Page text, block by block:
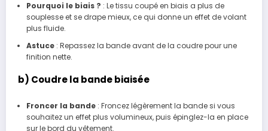
Pourquoi le biais ? : Le tissu coupé en biais a plus de
souplesse et se drape mieux, ce qui donne un effet de volant
plus fluide.
Astuce: Repassez la bande avant de la coudre pour une
finition nette.
b) Coudre la bande biaisée
Froncer la bande: Froncez légèrement la bande si vous
souhaitez un effet plus volumineux, puis épinglez-la en place
sur le bord du vêtement.